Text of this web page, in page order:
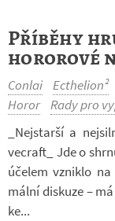
Příběhy
hororové
Conlai Ecthelion²
Horor Rady pro
_Nej­starší a
vecraft_ Jde o
úče­lem vzniklo
mální dis­kuze –
ke...